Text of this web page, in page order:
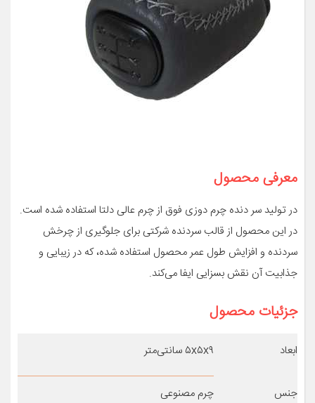
معرفی محصول
در تولید سر دنده چرم دوزی فوق از چرم عالی دلتا استفاده شده است.
در این محصول از قالب سردنده شرکتی برای جلوگیری از چرخش
سردنده و افزایش طول عمر محصول استفاده شده، که در زیبایی و
جذابیت آن نقش بسزایی ایفا می‌کند.
جزئیات محصول
ابعاد ۵x۵x۹ سانتی‌متر
جنس چرم مصنوعی